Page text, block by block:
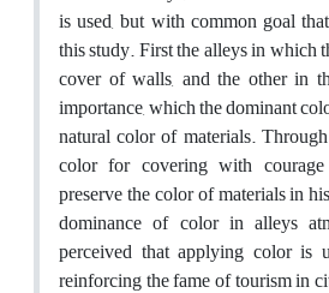
is used, but with common goal
this study. First the alleys in which
cover of walls, and the other in
importance, which the dominant
natural color of materials.
color for covering with
preserve the color of materials in
dominance of color in alleys
perceived that applying color is
reinforcing the fame of tourism in